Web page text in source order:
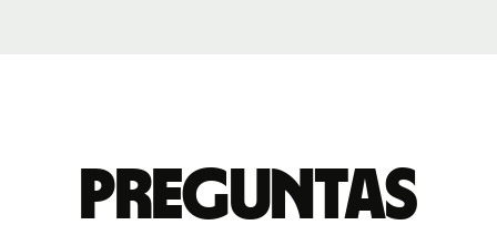
Preguntas